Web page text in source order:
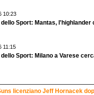
10:23
dello Sport: Mantas, l'highlander
11:15
Sport: Milano a Varese
licenziano Jeff Hornacek